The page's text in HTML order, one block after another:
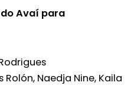
Avaí para
Rolón, Naedja Nine, Kaila